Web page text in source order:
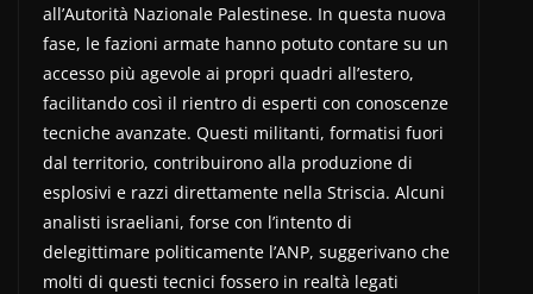
all’Autorità Nazionale Palestinese. In questa nuova
fase, le fazioni armate hanno potuto contare su un
accesso più agevole ai propri quadri all’estero,
facilitando così il rientro di esperti con conoscenze
tecniche avanzate. Questi militanti, formatisi fuori
dal territorio, contribuirono alla produzione di
esplosivi e razzi direttamente nella Striscia. Alcuni
analisti israeliani, forse con l’intento di
delegittimare politicamente l’ANP, suggerivano che
molti di questi tecnici fossero in realtà legati